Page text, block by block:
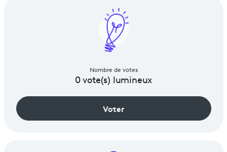
Nombre de votes
0vote(s) lumineux
Voter